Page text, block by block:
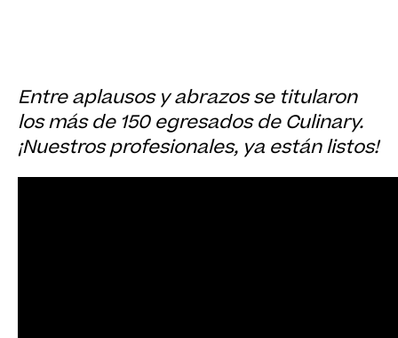
Entre aplausos y abrazos se titularon
los más de 150 egresados de Culinary.
¡Nuestros profesionales, ya están listos!